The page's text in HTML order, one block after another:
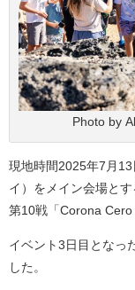
Photo by
現地時間2025年7月
イ）をメイン会場と
第10戦「Corona Cero
イベント3日目となっ
した。